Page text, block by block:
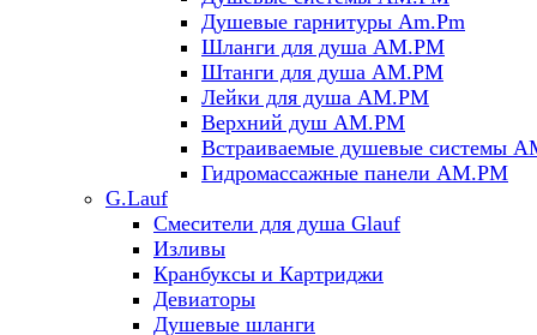
Душевые гарнитуры Am.Pm
Шланги для душа AM.PM
Штанги для душа AM.PM
Лейки для душа AM.PM
Верхний душ AM.PM
Встраиваемые душевые системы
Гидромассажные панели AM.PM
G.Lauf
Смесители для душа Glauf
Изливы
Кранбуксы и Картриджи
Девиаторы
Душевые шланги